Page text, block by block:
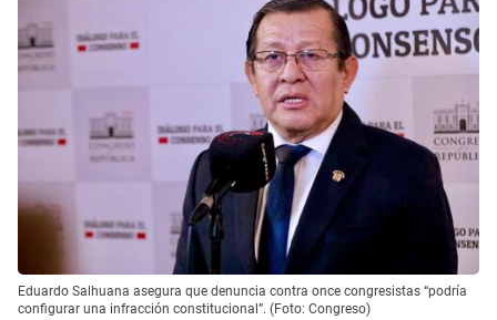
Eduardo Salhuana asegura que denuncia contra once congresistas “podría
configurar una infracción constitucional”. (Foto: Congreso)